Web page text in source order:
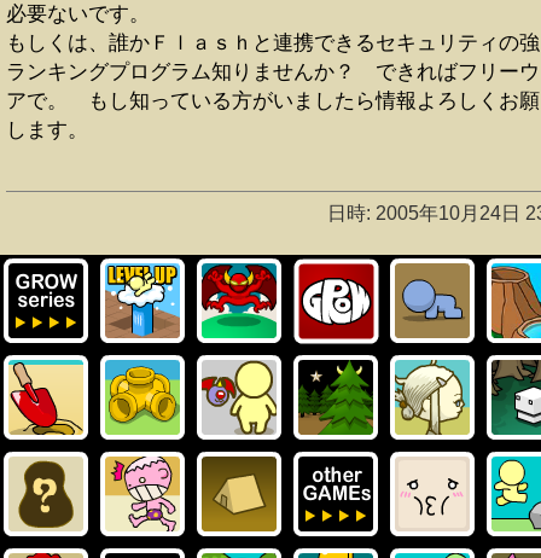
必要ないです。
もしくは、誰かＦｌａｓｈと連携できるセキュリティの
ランキングプログラム知りませんか？ できればフリー
アで。 もし知っている方がいましたら情報よろしくお
します。
日時: 2005年10月24日